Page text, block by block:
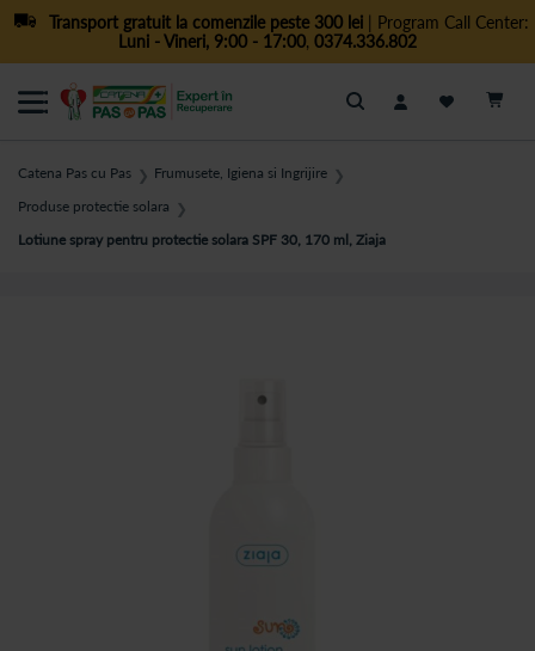
Transport gratuit la comenzile peste 300 lei| Program Call Center:
Luni - Vineri, 9:00 - 17:00, 0374.336.802
Cautare
Catena Pas cu Pas ❯ Frumusete, Igiena si Ingrijire ❯
Produse protectie solara ❯
Lotiune spray pentru protectie solara SPF 30, 170 ml, Ziaja